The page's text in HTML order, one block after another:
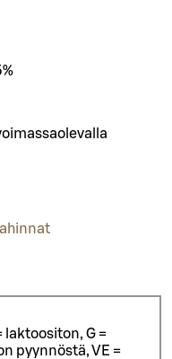
laktoositon, G =
pyynnöstä, VE =